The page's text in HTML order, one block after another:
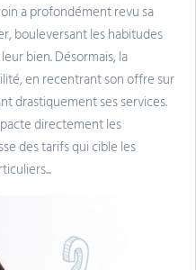
a profondément revu sa
bouleversant les habitudes
bien. Désormais, la
en recentrant son offre sur
drastiquement ses services.
directement les
des tarifs qui cible les